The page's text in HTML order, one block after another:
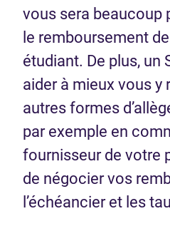
vous sera beaucoup
le remboursement
étudiant. De plus, un
aider à mieux vous y
autres formes
par exemple en
fournisseur de votre
de négocier vos
l’échéancier et les